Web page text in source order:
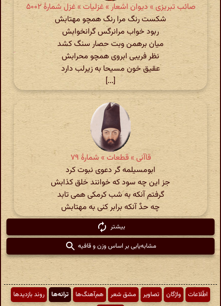
صائب تبریزی » دیوان اشعار » غزلیات » غزل شمارهٔ ۵۰۰۲
شکست رنگ مرا رنگ همچو مهتابش
ربود خواب مرانرگس گرانخوابش
میان برهمن وبت حصار سنگ کشد
نظر فریبی ابروی همچو محرابش
عقیق خون مسیحا به زیرلب دارد
[...]
قاآنی » قطعات » شمارهٔ ۷۹
ابومسیلمه گر دعوی نبوت کرد
جز این چه سود که خوانند خلق کذابش
گرفتم آنکه به شب کرمکی همی تابد
چه حدٌ آنکه برابر کنی به مهتابش
بیشتر
مشابه‌یابی بر اساس وزن و قافیه
اطّلاعات واژگان تصاویر مشق شعر هم‌آهنگ‌ها ترانه‌ها
روند بازدیدها